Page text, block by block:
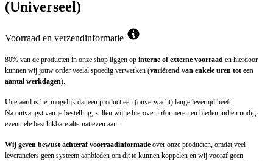
(Universeel)
Voorraad en verzendinformatie
80% van de producten in onze shop liggen op interne of externe voorraad en hierdoor
kunnen wij jouw order veelal spoedig verwerken (variërend van enkele uren tot een
aantal werkdagen).
Uiteraard is het mogelijk dat een product een (onverwacht) lange levertijd heeft.
Na ontvangst van je bestelling, zullen wij je hierover informeren en bieden indien nodig
eventuele beschikbare alternatieven aan.
Wij geven bewust achteraf voorraadinformatie over onze producten, omdat veel
leveranciers geen systeem aanbieden om dit te kunnen koppelen en wij vooraf geen